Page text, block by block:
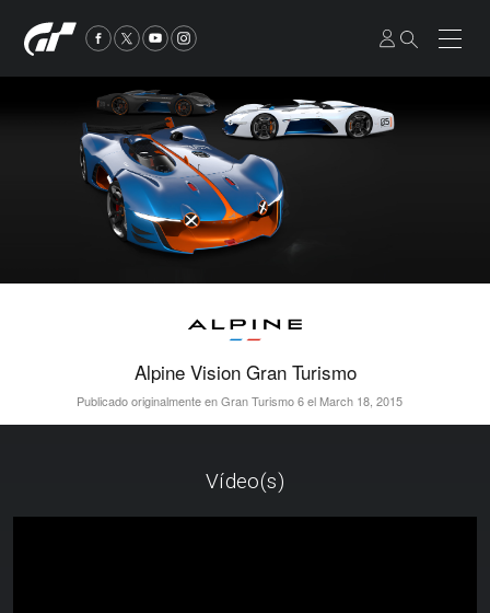
Alpine Vision Gran Turismo
Publicado originalmente en Gran Turismo 6 el March 18, 2015
Vídeo(s)